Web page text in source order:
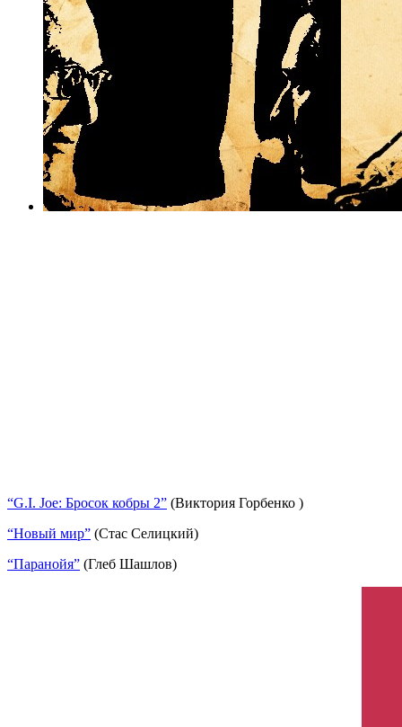
“G.I. Joe: Бросок кобры 2” (Виктория Горбенко )
“Новый мир” (Стас Селицкий)
“Паранойя” (Глеб Шашлов)